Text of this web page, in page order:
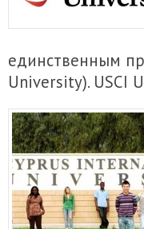
единственным
University). USCI